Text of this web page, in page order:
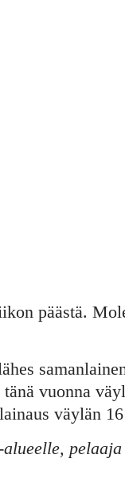
päästä.
vuonna
väylän 16